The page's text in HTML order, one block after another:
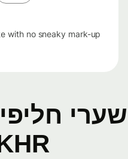
with no sneaky mark-up
KHR היום